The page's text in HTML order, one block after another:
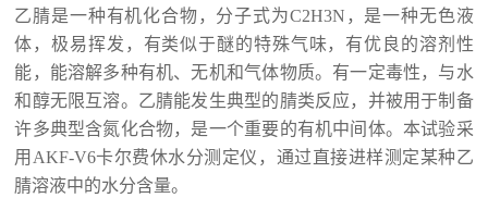
乙腈是一种有机化合物，分子式为C2H3N，是一种无色液
体，极易挥发，有类似于醚的特殊气味，有优良的溶剂性
能，能溶解多种有机、无机和气体物质。有一定毒性 ，与水
和醇无限互溶。乙腈能发生典型的腈类反应，并被用于制备
许多典型含氮化合物，是一个重要的有机中间体。 本试验采
用AKF-V6卡尔费休水分测定仪，通过直接进样测定某种乙
腈溶液中的水分含量。